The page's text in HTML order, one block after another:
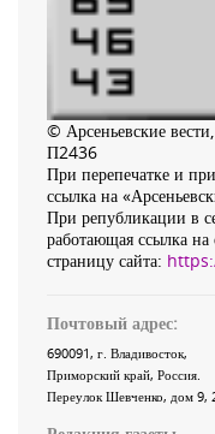
© Арсеньевские
П2436
При перепечатке и
ссылка на
При републикации в
работающая ссылка
страницу сайта:
Почтовый адрес:
690091, г. Владивосток,
Приморский край, Россия
Переулок Шевченко, дом 9,